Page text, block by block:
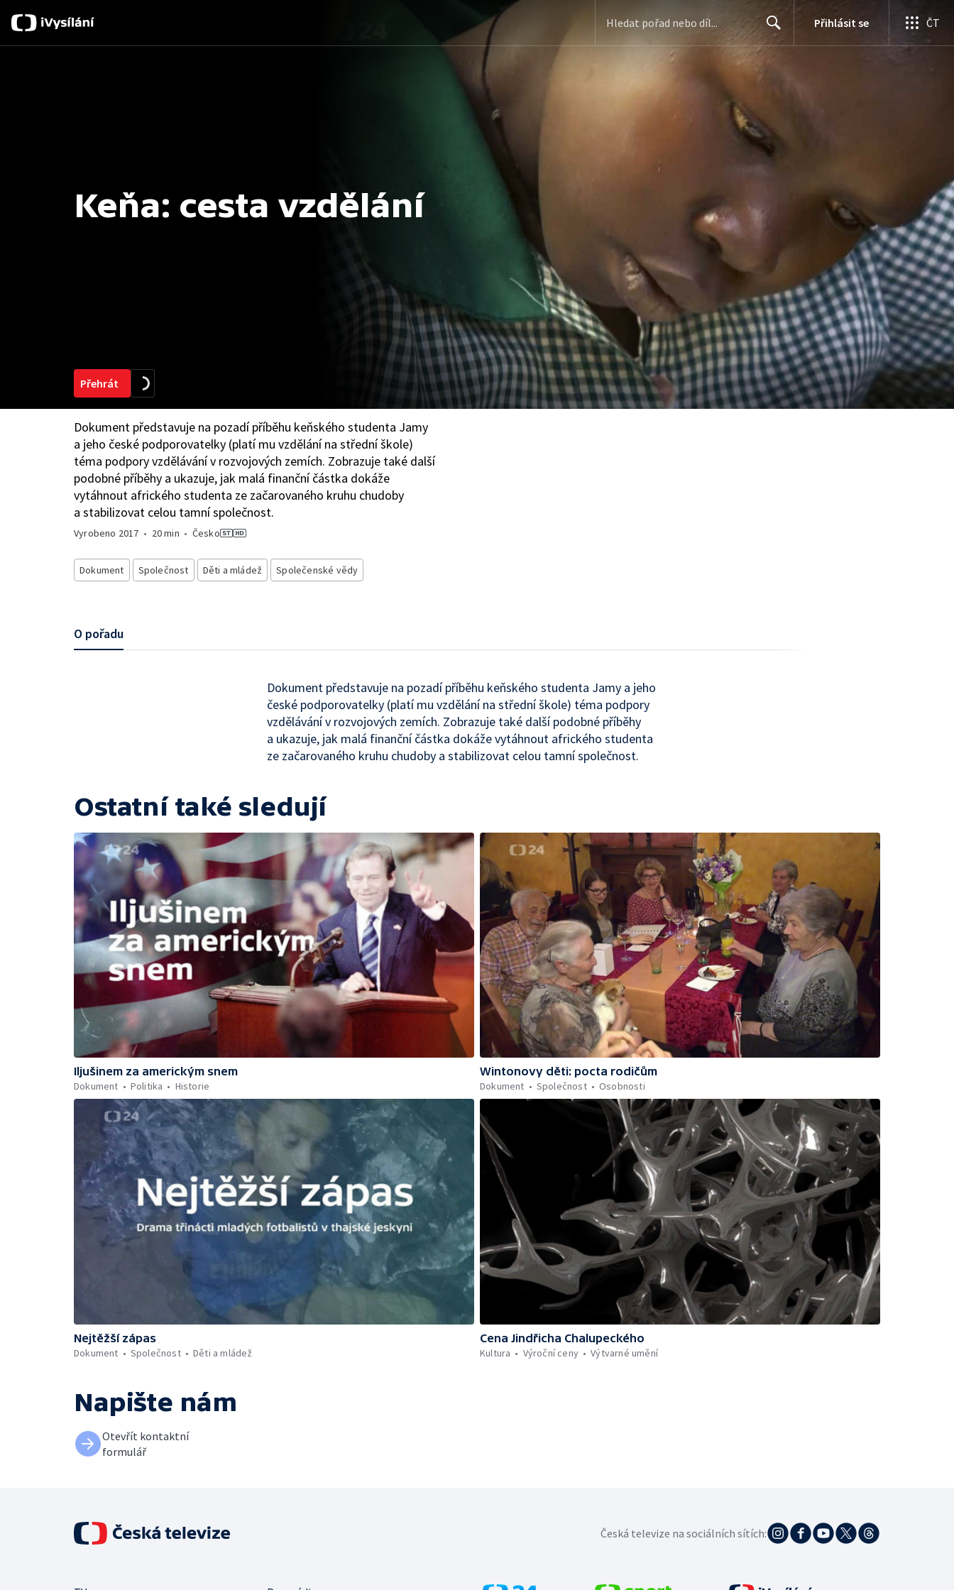
Search
Přihlásit se ČT
Keňa: cesta vzdělání
Přehrát
Dokument představuje na pozadí příběhu keňského studenta Jamy
a jeho české podporovatelky (platí mu vzdělání na střední škole)
téma podpory vzdělávání v rozvojových zemích. Zobrazuje také další
podobné příběhy a ukazuje, jak malá finanční částka dokáže
vytáhnout afrického studenta ze začarovaného kruhu chudoby
a stabilizovat celou tamní společnost.
Vyrobeno 2017 • 20 min • Česko
Dokument Společnost Děti a mládež Společenské vědy
O pořadu
Dokument představuje na pozadí příběhu keňského studenta Jamy a jeho
české podporovatelky (platí mu vzdělání na střední škole) téma podpory
vzdělávání v rozvojových zemích. Zobrazuje také další podobné příběhy
a ukazuje, jak malá finanční částka dokáže vytáhnout afrického studenta
ze začarovaného kruhu chudoby a stabilizovat celou tamní společnost.
Ostatní také sledují
Iljušinem za americkým snem
Dokument
Politika Historie
Wintonovy děti: pocta rodičům
Dokument
Společnost Osobnosti
Nejtěžší zápas
Dokument
Společnost Děti a mládež
Cena Jindřicha Chalupeckého
Kultura
Výroční ceny Výtvarné umění
Napište nám
Otevřít kontaktní
formulář
Česká televize na sociálních sítích: